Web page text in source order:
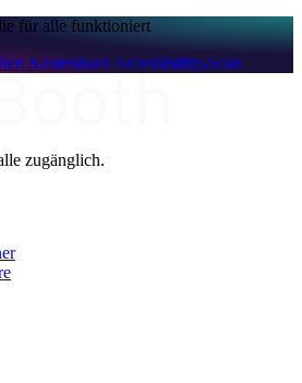
für alle funktioniert
Kostenloser Accessibility-Scan
zugänglich.